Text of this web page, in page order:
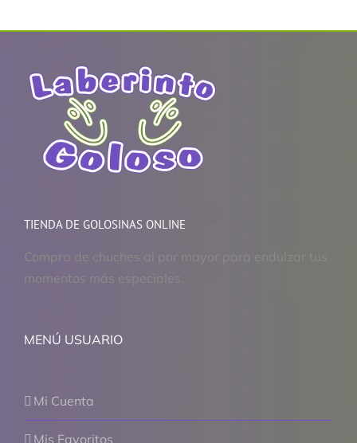
TIENDA DE GOLOSINAS ONLINE
Compra de chuches al por mayor para endulzar tus
momentos más especiales.
MENÚ USUARIO
Mi Cuenta
Mis Favoritos